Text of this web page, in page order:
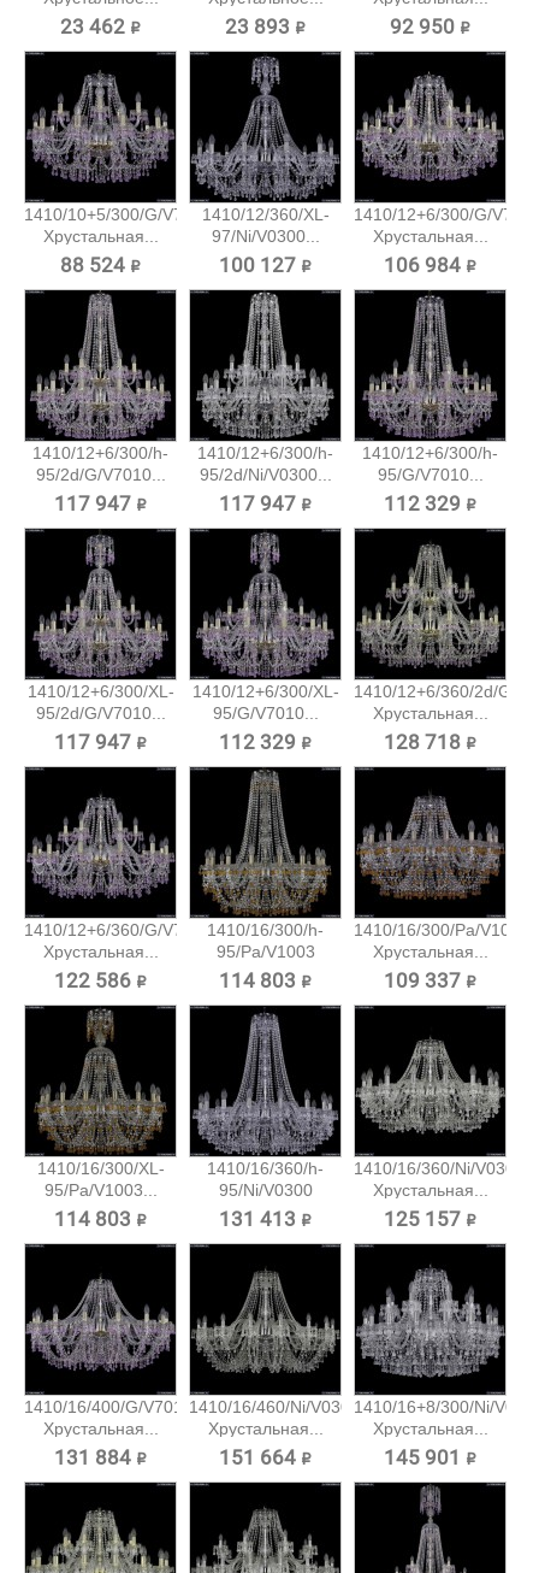
23 462 ₽ 23 893 ₽ 92 950 ₽
1410/10+5/300/G/V7010
Хрустальная...
88 524 ₽
1410/12/360/XL-
97/Ni/V0300...
100 127 ₽
1410/12+6/300/G/
Хрустальная...
106 984 ₽
1410/12+6/300/h-
95/2d/G/V7010...
117 947 ₽
1410/12+6/300/h-
95/2d/Ni/V0300...
117 947 ₽
1410/12+6/300/h-
95/G/V7010...
112 329 ₽
1410/12+6/300/XL-
95/2d/G/V7010...
117 947 ₽
1410/12+6/300/XL-
95/G/V7010...
112 329 ₽
1410/12+6/360/2d/G/
Хрустальная...
128 718 ₽
1410/12+6/360/G/V7010
Хрустальная...
122 586 ₽
1410/16/300/h-
95/Pa/V1003
Хрустальная...
114 803 ₽
1410/16/300/Pa/V1003
Хрустальная...
109 337 ₽
1410/16/300/XL-
95/Pa/V1003...
114 803 ₽
1410/16/360/h-
95/Ni/V0300
Хрустальная...
131 413 ₽
1410/16/360/Ni/V0300
Хрустальная...
125 157 ₽
1410/16/400/G/V7010
Хрустальная...
131 884 ₽
1410/16/460/Ni/V0300
Хрустальная...
151 664 ₽
1410/16+8/300/Ni/
Хрустальная...
145 901 ₽